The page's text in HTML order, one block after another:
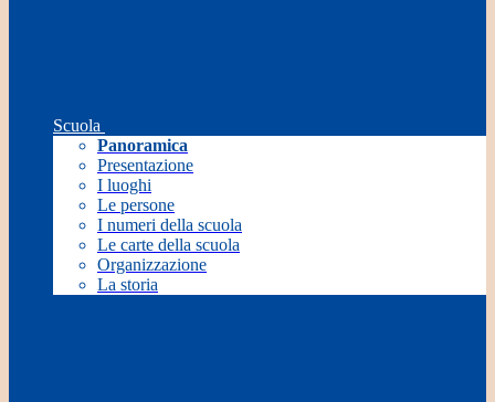
Scuola
Panoramica
Presentazione
I luoghi
Le persone
I numeri della scuola
Le carte della scuola
Organizzazione
La storia